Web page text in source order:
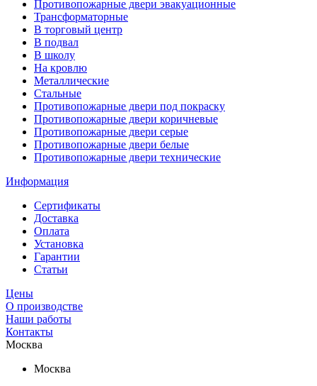
Противопожарные двери эвакуационные
Трансформаторные
В торговый центр
В подвал
В школу
На кровлю
Металлические
Стальные
Противопожарные двери под покраску
Противопожарные двери коричневые
Противопожарные двери серые
Противопожарные двери белые
Противопожарные двери технические
Информация
Сертификаты
Доставка
Оплата
Установка
Гарантии
Статьи
Цены
О производстве
Наши работы
Контакты
Москва
Москва